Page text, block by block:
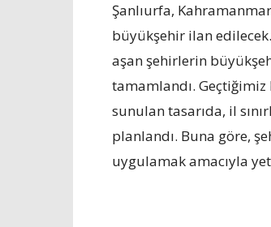
Şanlıurfa,
büyükşehir ilan
aşan şehirlerin
tamamlandı. Geçtiğimiz
sunulan tasarıda, il
planlandı. Buna göre,
uygulamak amacıyla